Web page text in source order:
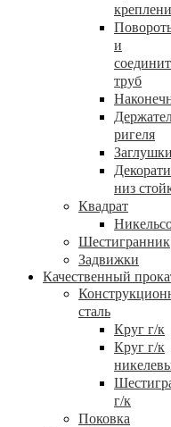
и
труб
ригеля
Заглушки
низ
Квадрат
Шестигранник
Задвижки
Качественный
сталь
Круг г/к
Круг г/к
г/к
Поковка